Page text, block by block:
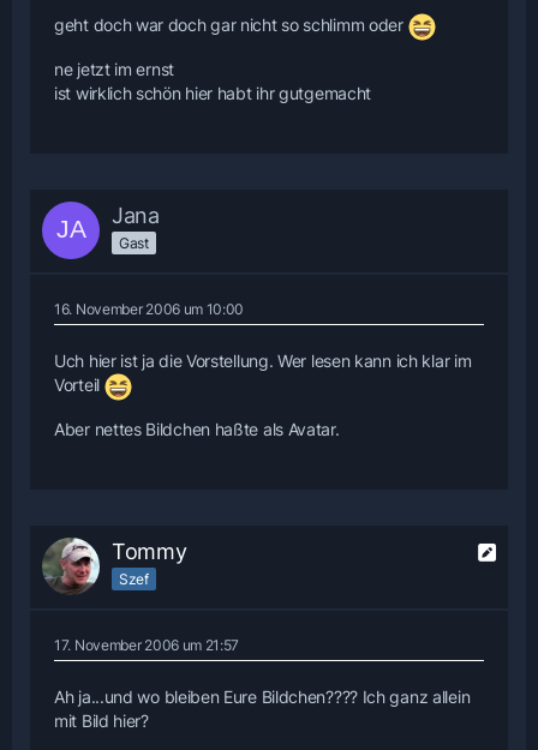
geht doch war doch gar nicht so schlimm oder
ne jetzt im ernst
ist wirklich schön hier habt ihr gutgemacht
Jana
Gast
16. November 2006 um 10:00
Uch hier ist ja die Vorstellung. Wer lesen kann ich klar im
Vorteil
Aber nettes Bildchen haßte als Avatar.
Tommy
Szef
17. November 2006 um 21:57
Ah ja...und wo bleiben Eure Bildchen???? Ich ganz allein
mit Bild hier?